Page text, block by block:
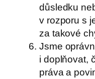
důsledku
v rozporu s
za takové
Jsme
i doplňovat,
práva a